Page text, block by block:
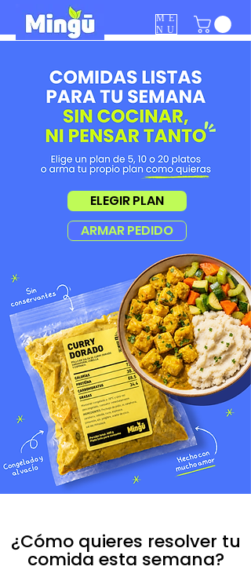
ME
NU
ELEGIR PLAN
ARMAR PEDIDO
¿Cómo quieres resolver tu
comida esta semana?